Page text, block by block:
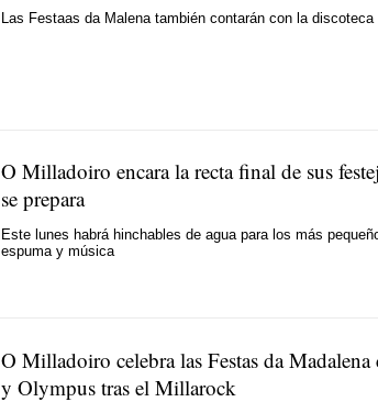
Las Festaas da Malena también contarán con la discoteca
O Milladoiro encara la recta final de sus
se prepara
Este lunes habrá hinchables de agua para los más
espuma y música
O Milladoiro celebra las Festas da
y Olympus tras el Millarock